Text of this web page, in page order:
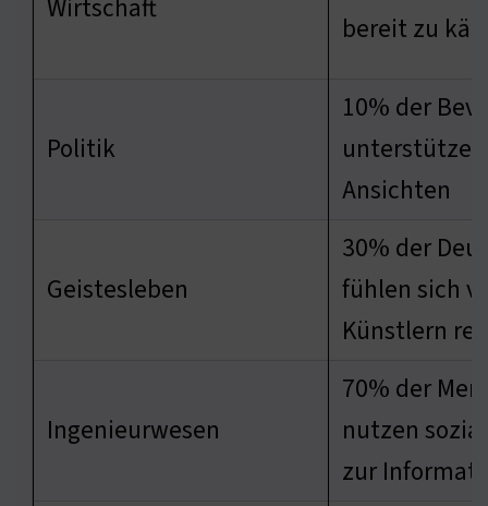
Wirtschaft
bereit zu
Politik
10% der
Ansichten
Geistesleben
30% der
fühlen sich
Künstlern
Ingenieurwesen
70% der
nutzen
zur